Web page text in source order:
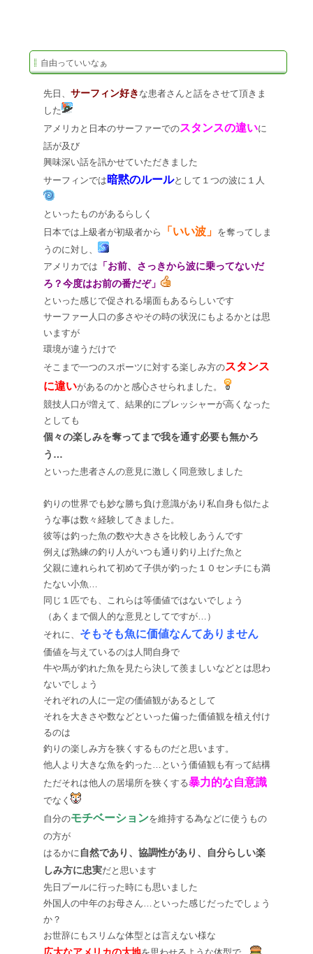
自由っていいなぁ
先日、 サーフィン好き な患者さんと話をさせて頂きま
した
アメリカと日本のサーファーでのスタンスの違いに
話が及び
興味深い話を訊かせていただきました
サーフィンでは 暗黙のルールとして１つの波に１人
といったものがあるらしく
日本では上級者が初級者から
「いい波」 を奪ってしま
うのに対し、
アメリカでは 「お前、さっきから波に乗ってないだ
ろ？今度はお前の番だぞ」
といった感じで促される場面もあるらしいです
サーファー人口の多さやその時の状況にもよるかとは思
いますが
環境が違うだけで
そこまで一つのスポーツに対する楽しみ方のスタンス
に違いがあるのかと感心させられました。
競技人口が増えて、結果的にプレッシャーが高くなった
としても
個々の楽しみを奪ってまで我を通す必要も無かろ
う…
といった患者さんの意見に激しく同意致しました
釣りの世界でも妙な勝ち負け意識があり私自身も似たよ
うな事は数々経験してきました。
彼等は釣った魚の数や大きさを比較しあうんです
例えば熟練の釣り人がいつも通り釣り上げた魚と
父親に連れられて初めて子供が釣った１０センチにも満
たない小魚…
同じ１匹でも、これらは等価値ではないでしょう
（あくまで個人的な意見としてですが…）
それに、 そもそも魚に価値なんてありません
価値を与えているのは人間自身で
牛や馬が釣れた魚を見たら決して羨ましいなどとは思わ
ないでしょう
それぞれの人に一定の価値観があるとして
それを大きさや数などといった偏った価値観を植え付け
るのは
釣りの楽しみ方を狭くするものだと思います。
他人より大きな魚を釣った…という価値観も有って結構
ただそれは他人の居場所を狭くする暴力的な自意識
でなく
自分のモチベーションを維持する為などに使うもの
の方が
はるかに 自然であり、協調性があり、自分らしい楽
しみ方に忠実だと思います
先日プールに行った時にも思いました
外国人の中年のお母さん…といった感じだったでしょう
か？
お世辞にもスリムな体型とは言えない様な